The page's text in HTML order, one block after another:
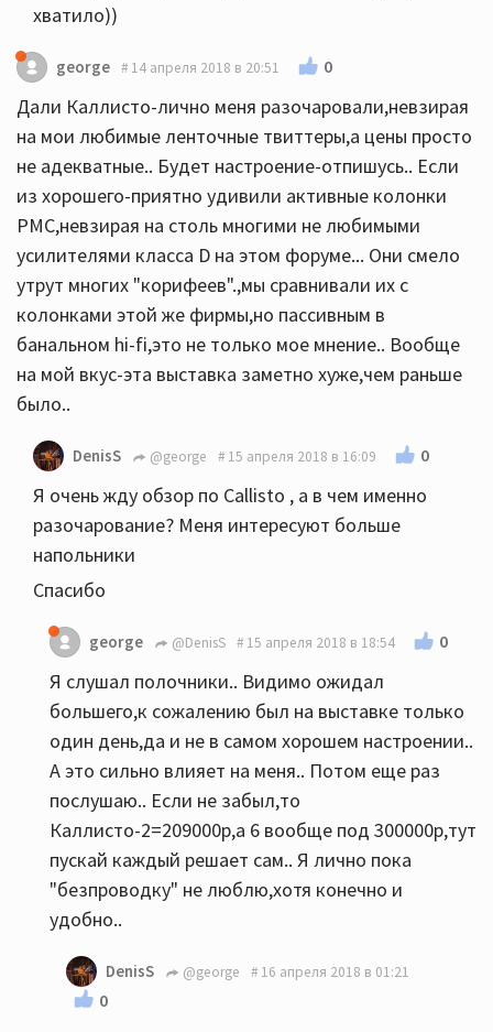
хватило))
george 14 апреля 2018 в 20:51 0
Дали Каллисто-лично меня разочаровали,невзирая
на мои любимые ленточные твиттеры,а цены просто
не адекватные.. Будет настроение-отпишусь.. Если
из хорошего-приятно удивили активные колонки
PMC,невзирая на столь многими не любимыми
усилителями класса D на этом форуме... Они смело
утрут многих "корифеев".,мы сравнивали их с
колонками этой же фирмы,но пассивным в
банальном hi-fi,это не только мое мнение.. Вообще
на мой вкус-эта выставка заметно хуже,чем раньше
было..
DenisS @george 15 апреля 2018 в 16:09 0
Я очень жду обзор по Callisto , а в чем именно
разочарование? Меня интересуют больше
напольники
Спасибо
george @DenisS 15 апреля 2018 в 18:54 0
Я слушал полочники.. Видимо ожидал
большего,к сожалению был на выставке только
один день,да и не в самом хорошем настроении..
А это сильно влияет на меня.. Потом еще раз
послушаю.. Если не забыл,то
Каллисто-2=209000р,а 6 вообще под 300000р,тут
пускай каждый решает сам.. Я лично пока
"безпроводку" не люблю,хотя конечно и
удобно..
DenisS @george 16 апреля 2018 в 01:21
0